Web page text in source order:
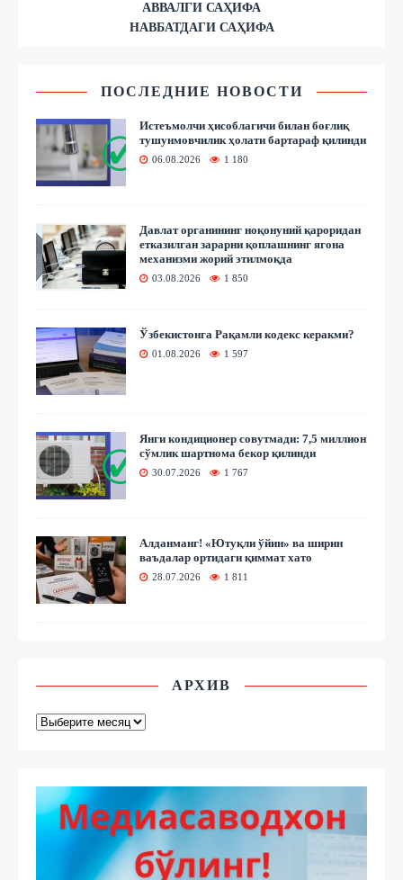
АВВАЛГИ САҲИФА
НАВБАТДАГИ САҲИФА
ПОСЛЕДНИЕ НОВОСТИ
Истеъмолчи ҳисоблагичи билан боғлиқ
тушунмовчилик ҳолати бартараф қилинди
06.08.2026 1 180
Давлат органининг ноқонуний қароридан
етказилган зарарни қоплашнинг ягона
механизми жорий этилмоқда
03.08.2026 1 850
Ўзбекистонга Рақамли кодекс керакми?
01.08.2026 1 597
Янги кондиционер совутмади: 7,5 миллион
сўмлик шартнома бекор қилинди
30.07.2026 1 767
Алданманг! «Ютуқли ўйин» ва ширин
ваъдалар ортидаги қиммат хато
28.07.2026 1 811
АРХИВ